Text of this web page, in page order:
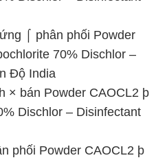
⌠ phân phối Powder
70% Dischlor –
Độ India
× bán Powder CAOCL2 þ
Dischlor – Disinfectant
phối Powder CAOCL2 þ